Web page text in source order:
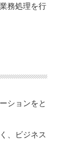
務処理を行
ションをと
、ビジネス